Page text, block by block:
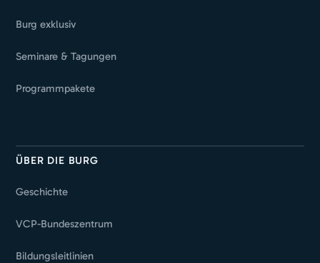
Burg exklusiv
Seminare & Tagungen
Programmpakete
ÜBER DIE BURG
Geschichte
VCP-Bundeszentrum
Bildungsleitlinien